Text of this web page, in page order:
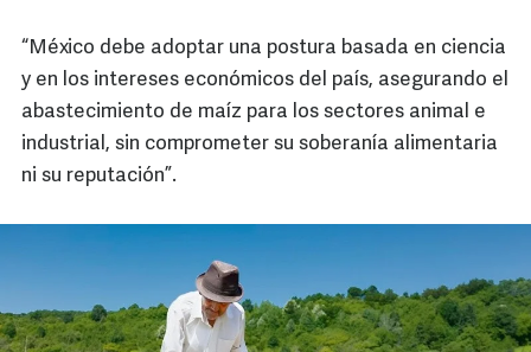
“México debe adoptar una postura basada en ciencia
y en los intereses económicos del país, asegurando el
abastecimiento de maíz para los sectores animal e
industrial, sin comprometer su soberanía alimentaria
ni su reputación”.